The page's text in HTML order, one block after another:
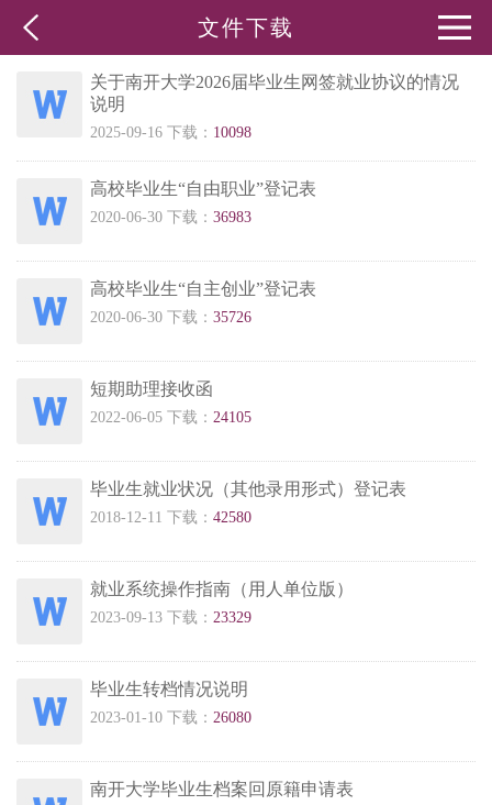
文件下载
关于南开大学2026届毕业生网签就业协议的情况
说明
2025-09-16 下载： 10098
高校毕业生“自由职业”登记表
2020-06-30 下载： 36983
高校毕业生“自主创业”登记表
2020-06-30 下载： 35726
短期助理接收函
2022-06-05 下载： 24105
毕业生就业状况（其他录用形式）登记表
2018-12-11 下载： 42580
就业系统操作指南（用人单位版）
2023-09-13 下载： 23329
毕业生转档情况说明
2023-01-10 下载： 26080
南开大学毕业生档案回原籍申请表